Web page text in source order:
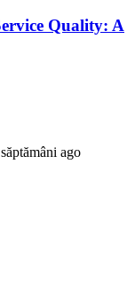
Quality: A
ago